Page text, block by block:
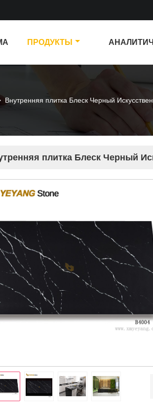
ПРОДУКТЫ
Внутренняя плитка Блеск Черный
плитка Блеск Черный